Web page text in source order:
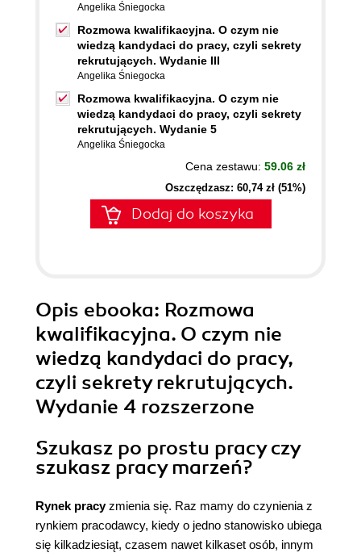
Angelika Śniegocka
Rozmowa kwalifikacyjna. O czym nie
wiedzą kandydaci do pracy, czyli sekrety
rekrutujących. Wydanie III
Angelika Śniegocka
Rozmowa kwalifikacyjna. O czym nie
wiedzą kandydaci do pracy, czyli sekrety
rekrutujących. Wydanie 5
Angelika Śniegocka
Cena zestawu: 59.06 zł
Oszczędzasz: 60,74 zł (51%)
Dodaj do koszyka
Opis ebooka: Rozmowa
kwalifikacyjna. O czym nie
wiedzą kandydaci do pracy,
czyli sekrety rekrutujących.
Wydanie 4 rozszerzone
Szukasz po prostu pracy czy
szukasz pracy marzeń?
Rynek pracyzmienia się. Raz mamy do czynienia z
rynkiem pracodawcy, kiedy o jedno stanowisko ubiega
się kilkadziesiąt, czasem nawet kilkaset osób, innym